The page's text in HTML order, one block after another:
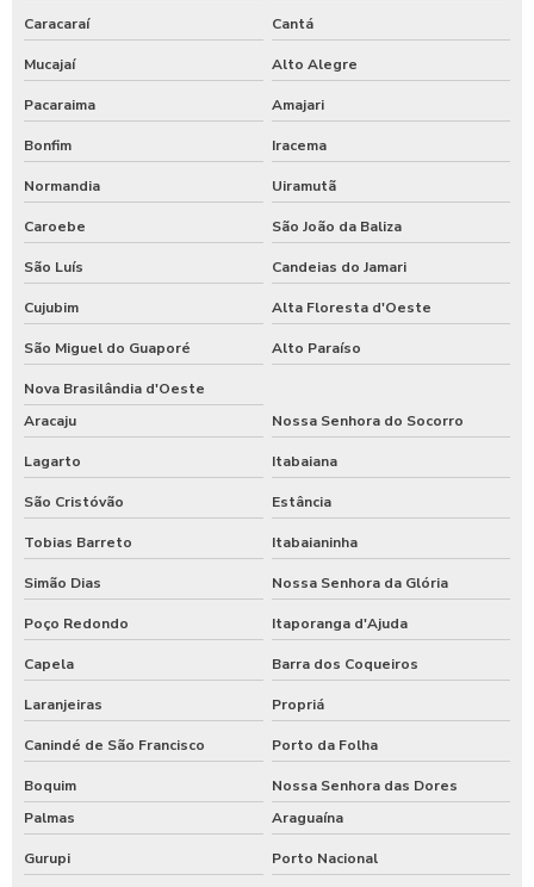
Caracaraí Cantá
Mucajaí Alto Alegre
Pacaraima Amajari
Bonfim Iracema
Normandia Uiramutã
Caroebe São João da Baliza
São Luís Candeias do Jamari
Cujubim Alta Floresta d'Oeste
São Miguel do Guaporé Alto Paraíso
Nova Brasilândia d'Oeste
Aracaju
Nossa Senhora do Socorro
Lagarto Itabaiana
São Cristóvão Estância
Tobias Barreto Itabaianinha
Simão Dias Nossa Senhora da Glória
Poço Redondo Itaporanga d'Ajuda
Capela Barra dos Coqueiros
Laranjeiras Propriá
Canindé de São Francisco Porto da Folha
Boquim
Nossa Senhora das Dores
Palmas
Araguaína
Gurupi Porto Nacional